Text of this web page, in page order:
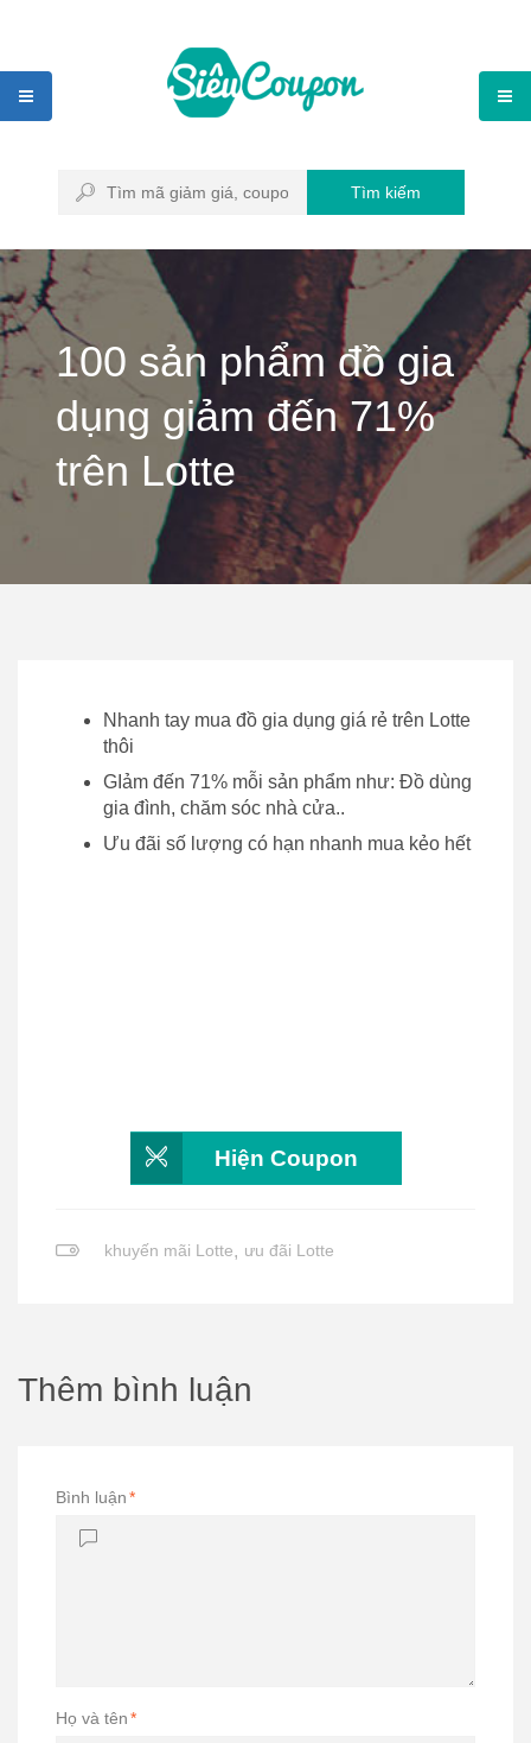
Tìm kiếm
100 sản phẩm đồ gia
dụng giảm đến 71%
trên Lotte
Nhanh tay mua đồ gia dụng giá rẻ trên Lotte
thôi
GIảm đến 71% mỗi sản phẩm như: Đồ dùng
gia đình, chăm sóc nhà cửa..
Ưu đãi số lượng có hạn nhanh mua kẻo hết
Hiện Coupon
khuyến mãi Lotte, ưu đãi Lotte
Thêm bình luận
Bình luận*
Họ và tên*